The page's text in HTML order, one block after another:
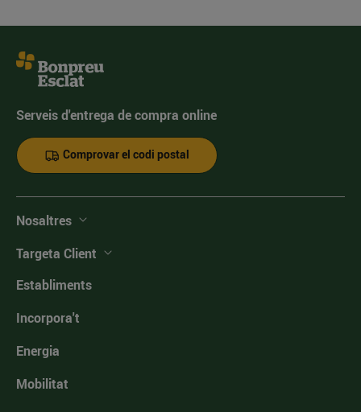
Serveis d'entrega de compra online
Comprovar el codi postal
Nosaltres
Targeta Client
Establiments
Incorpora't
Energia
Mobilitat